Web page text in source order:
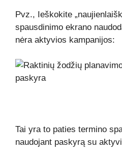
Pvz., Ieškokite
spausdinimo ekrano
nėra aktyvios kampanijos:
Tai yra to paties termino
naudojant paskyrą su